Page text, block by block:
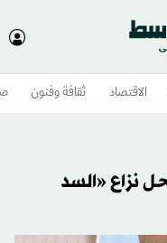
الاقتصاد ثقافة وفنون
نزاع «السد